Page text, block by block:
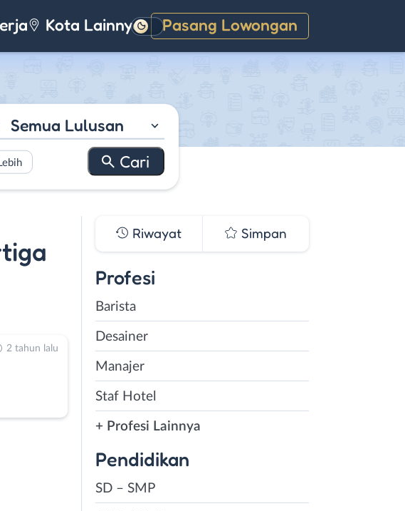
Kota Lainnya Pasang Lowongan
Gelap
Semua Lulusan
2 tahun lalu
Riwayat Simpan
Profesi
Barista
Desainer
Manajer
Staf Hotel
+ Profesi Lainnya
Pendidikan
SD – SMP